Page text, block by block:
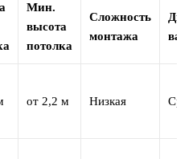
Мин.
высота
потолка
Сложность
монтажа
от 2,2 м Низкая